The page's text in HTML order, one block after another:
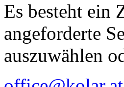
Es besteht ein
angeforderte
auszuwählen